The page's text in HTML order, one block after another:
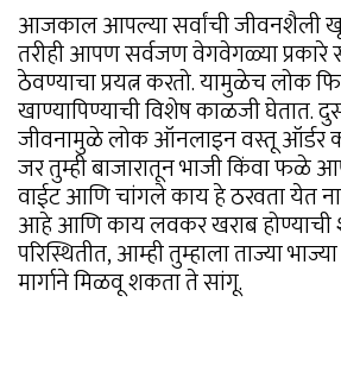
आजकाल आपल्या सर्वांची जीवनशैली
तरीही आपण सर्वजण वेगवेगळ्या प्रकारे
ठेवण्याचा प्रयत्न करतो. यामुळेच लोक
खाण्यापिण्याची विशेष काळजी घेतात.
जीवनामुळे लोक ऑनलाइन वस्तू
जर तुम्ही बाजारातून भाजी किंवा फळे
वाईट आणि चांगले काय हे ठरवता येत
आहे आणि काय लवकर खराब
परिस्थितीत, आम्ही तुम्हाला ताज्या
मार्गाने मिळवू शकता ते सांगू.